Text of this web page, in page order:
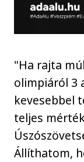
"Ha rajta
olimpiáról 3
kevesebbel
teljes
Állíthatom,